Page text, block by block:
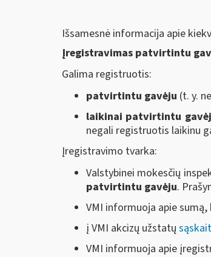
Išsamesnė informacija apie
Įregistravimas patvirtintu
Galima registruotis:
patvirtintu gavėju (t. y.
laikinai patvirtintu
negali registruotis laikinu
Įregistravimo tvarka:
Valstybinei mokesčių
patvirtintu gavėju.
VMI informuoja apie
į VMI akcizų užstatų
VMI informuoja apie